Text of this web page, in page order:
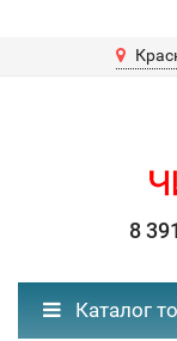
8
Каталог